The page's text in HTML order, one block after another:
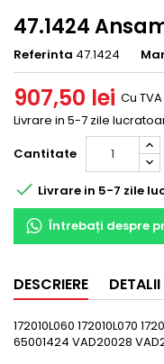
47.1424
Referinta 47.1424
907,50 lei Cu TVA
Livrare in 5-7 zile
Cantitate
 Livrare in 5-7 zile
Întrebați despre
DESCRIERE
172010L060 172010L070
65001424 VAD20028